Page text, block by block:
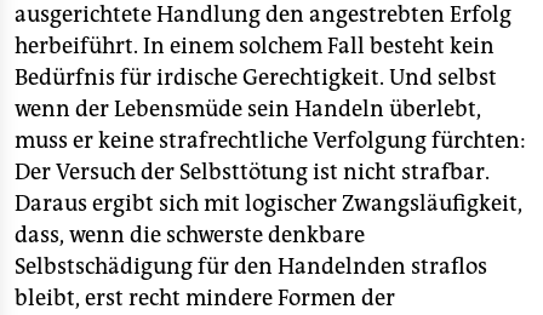
ausgerichtete Handlung den angestrebten Erfolg
herbeiführt. In einem solchem Fall besteht kein
Bedürfnis für irdische Gerechtigkeit. Und selbst
wenn der Lebensmüde sein Handeln überlebt,
muss er keine strafrechtliche Verfolgung fürchten:
Der Versuch der Selbsttötung ist nicht strafbar.
Daraus ergibt sich mit logischer Zwangsläufigkeit,
dass, wenn die schwerste denkbare
Selbstschädigung für den Handelnden straflos
bleibt, erst recht mindere Formen der